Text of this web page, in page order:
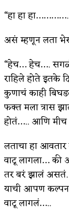
“हा हा
असं म्हणून लता
“हेच… हेच…. सगळं
राहिले होते इतके
कुणाचं काही
फक्त मला त्रास
होतं….. आणि मीच
लताचा हा
वाटू लागला… की
तर बरं झालं असतं.
याची आपण
वाटू लागलं…..